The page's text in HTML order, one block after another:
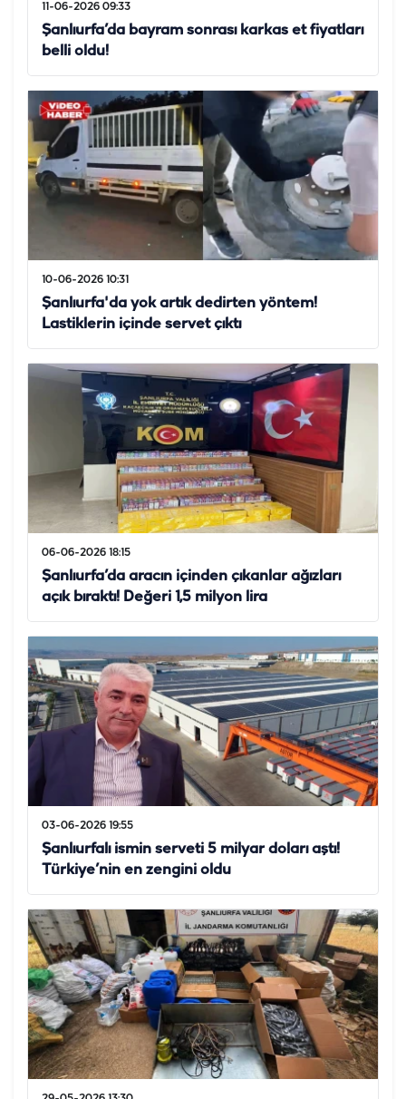
11-06-2026 09:33
Şanlıurfa’da bayram sonrası karkas et fiyatları
belli oldu!
10-06-2026 10:31
Şanlıurfa'da yok artık dedirten yöntem!
Lastiklerin içinde servet çıktı
06-06-2026 18:15
Şanlıurfa’da aracın içinden çıkanlar ağızları
açık bıraktı! Değeri 1,5 milyon lira
03-06-2026 19:55
Şanlıurfalı ismin serveti 5 milyar doları aştı!
Türkiye’nin en zengini oldu